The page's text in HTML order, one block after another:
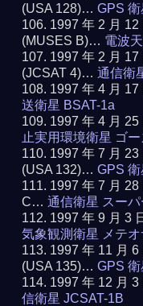
(USA 128)…GPS
1997 年 2 月
(MUSES B)… 電波
1997 年 2 月
(JCSAT 4)…通信衛
1997 年 4 月
送衛星 BSAT-1a
1997 年 4 月
止実用環境衛星 ゴ
1997 年 7 月
(USA 132)…GPS
1997 年 7 月
C…通信衛星 スー
1997 年 9 月 3
気象観測衛星 メテ
1997 年 11 月
(USA 135)…GPS
1997 年 12 月
信衛星 JCSAT-1B